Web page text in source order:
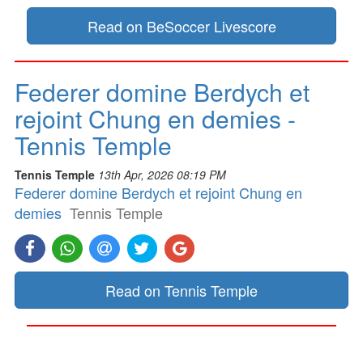
Read on BeSoccer Livescore
Federer domine Berdych et
rejoint Chung en demies -
Tennis Temple
Tennis Temple 13th Apr, 2026 08:19 PM
Federer domine Berdych et rejoint Chung en
demies Tennis Temple
Read on Tennis Temple